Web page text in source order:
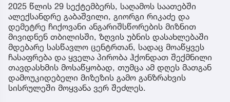
2025 წლის 29 სექტემბერს, საღამოს საათებში
ალექსანდრე გაბაშვილი, გიორგი რიკაძე და
დემეტრე ჩიქოვანი ანგარიშსწორების მიზნით
მივიდნენ თბილისში, ზღვის უბნის დასახლებაში
მდებარე სასწავლო ცენტრთან, სადაც მოაწყვეს
ჩასაფრება და ყველა პირობა ჰქონდათ შექმნილი
თავდასხმის მოსაწყობად, თუმცა ამ დღეს მათგან
დამოუკიდებელი მიზეზის გამო განზრახვის
სისრულეში მოყვანა ვერ შეძლეს.